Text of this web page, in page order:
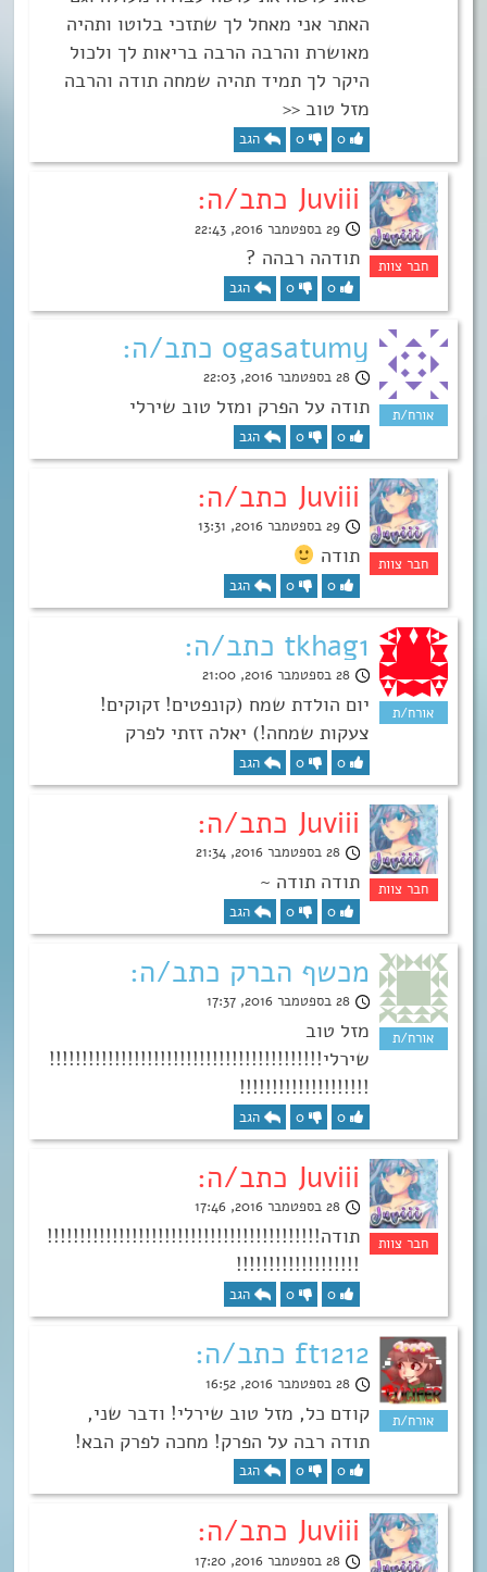
האתר אני מאחל לך שתזכי בלוטו ותהיה
מאושרת והרבה הרבה בריאות לך ולכול
היקר לך תמיד תהיה שמחה תודה והרבה
מזל טוב <<
0
0 הגב
Juviii כתב/ה:
29 בספטמבר 2016, 22:43
תודהה רבהה ?
0
0 הגב
ogasatumy כתב/ה:
28 בספטמבר 2016, 22:03
תודה על הפרק ומזל טוב שירלי
0
0 הגב
Juviii כתב/ה:
29 בספטמבר 2016, 13:31
תודה
0
0 הגב
tkhag1 כתב/ה:
28 בספטמבר 2016, 21:00
יום הולדת שמח (קונפטים! זקוקים!
צעקות שמחה!) יאלה זזתי לפרק
0
0 הגב
Juviii כתב/ה:
28 בספטמבר 2016, 21:34
תודה תודה ~
0
0 הגב
מכשף הברק כתב/ה:
28 בספטמבר 2016, 17:37
מזל טוב
שירלי!!!!!!!!!!!!!!!!!!!!!!!!!!!!!!!!!!!!!!!!!!
!!!!!!!!!!!!!!!!!!!!
0
0 הגב
Juviii כתב/ה:
28 בספטמבר 2016, 17:46
תודה!!!!!!!!!!!!!!!!!!!!!!!!!!!!!!!!!!!!!!!!!!
!!!!!!!!!!!!!!!!!!!
0
0 הגב
ft1212 כתב/ה:
28 בספטמבר 2016, 16:52
קודם כל, מזל טוב שירלי! ודבר שני,
תודה רבה על הפרק! מחכה לפרק הבא!
0
0 הגב
Juviii כתב/ה:
28 בספטמבר 2016, 17:20